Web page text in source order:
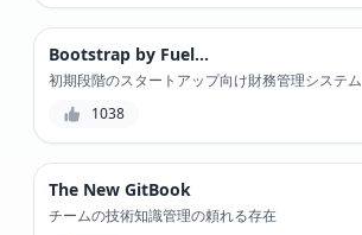
Bootstrap by Fuelfinance
初期段階のスタートアップ向け財務管理システム
1038
The New GitBook
チームの技術知識管理の頼れる存在